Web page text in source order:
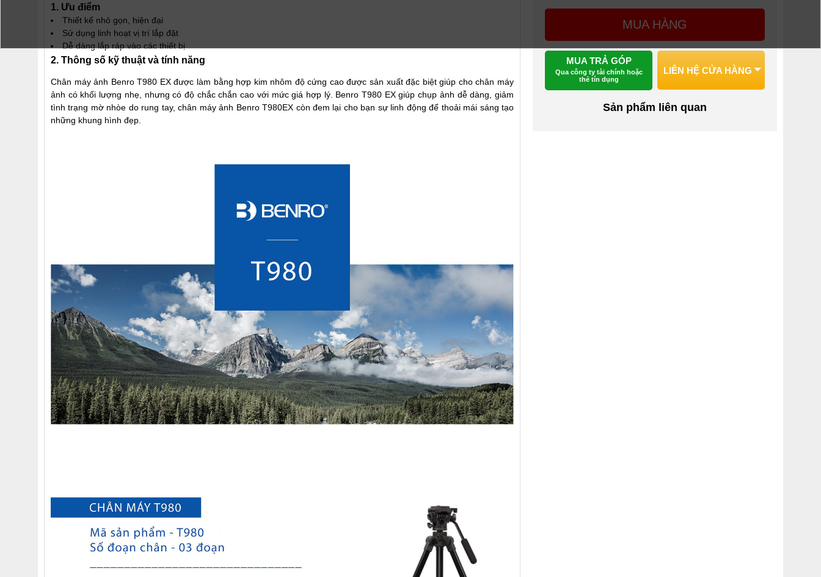
1. Ưu điểm
Thiết kế nhỏ gọn, hiện đại
Sử dụng linh hoạt vị trí lắp đặt
Dễ dàng lắp ráp vào các thiết bị
2. Thông số kỹ thuật và tính năng
Chân máy ảnh Benro T980 EX được làm bằng hợp kim nhôm độ cứng cao được sản xuất đặc biệt giúp cho chân máy
ảnh có khối lượng nhẹ, nhưng có độ chắc chắn cao với mức giá hợp lý. Benro T980 EX giúp chụp ảnh dễ dàng, giảm
tình trạng mờ nhòe do rung tay, chân máy ảnh Benro T980EX còn đem lại cho bạn sự linh động để thoải mái sáng tạo
những khung hình đẹp.
MUA HÀNG
MUA TRẢ GÓP
Qua công ty tài chính hoặc
thẻ tín dụng
LIÊN HỆ CỬA HÀNG
Sản phẩm liên quan